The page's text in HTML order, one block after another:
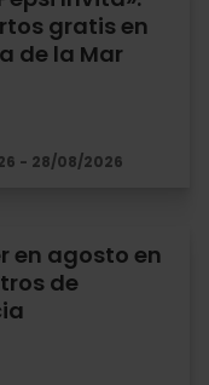
gratis en
de la Mar
- 28/08/2026
en agosto en
de